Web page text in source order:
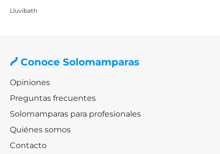
Lluvibath
Conoce Solomamparas
Opiniones
Preguntas frecuentes
Solomamparas para profesionales
Quiénes somos
Contacto